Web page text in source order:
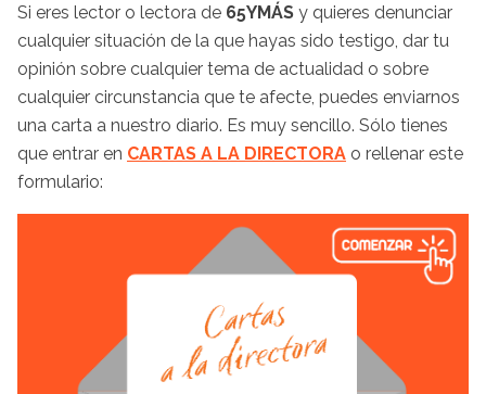
Si eres lector o lectora de 65YMÁS y quieres denunciar
cualquier situación de la que hayas sido testigo, dar tu
opinión sobre cualquier tema de actualidad o sobre
cualquier circunstancia que te afecte, puedes enviarnos
una carta a nuestro diario. Es muy sencillo. Sólo tienes
que entrar en CARTAS A LA DIRECTORA o rellenar este
formulario: